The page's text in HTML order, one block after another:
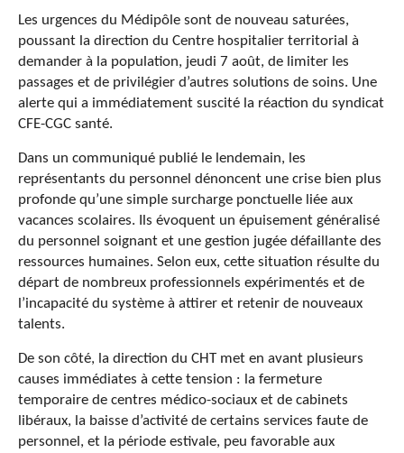
Les urgences du Médipôle sont de nouveau saturées,
poussant la direction du Centre hospitalier territorial à
demander à la population, jeudi 7 août, de limiter les
passages et de privilégier d’autres solutions de soins. Une
alerte qui a immédiatement suscité la réaction du syndicat
CFE-CGC santé.
Dans un communiqué publié le lendemain, les
représentants du personnel dénoncent une crise bien plus
profonde qu’une simple surcharge ponctuelle liée aux
vacances scolaires. Ils évoquent un épuisement généralisé
du personnel soignant et une gestion jugée défaillante des
ressources humaines. Selon eux, cette situation résulte du
départ de nombreux professionnels expérimentés et de
l’incapacité du système à attirer et retenir de nouveaux
talents.
De son côté, la direction du CHT met en avant plusieurs
causes immédiates à cette tension : la fermeture
temporaire de centres médico-sociaux et de cabinets
libéraux, la baisse d’activité de certains services faute de
personnel, et la période estivale, peu favorable aux